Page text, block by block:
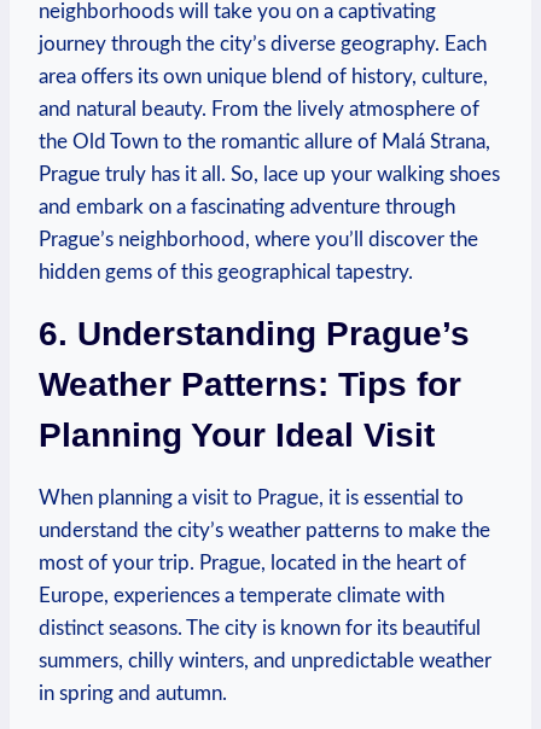
neighborhoods will take you‍ on a captivating
journey through the city’s diverse geography. Each
area ‌offers its own unique​ blend ⁢of history, culture,⁤
and natural beauty. From the‌ lively​ atmosphere of​
the ​Old ⁤Town to the⁢ romantic allure of ⁣Malá Strana,
Prague truly has it⁢ all. So, lace up your walking shoes
and embark on a fascinating ⁢adventure through
Prague’s neighborhood, where‍ you’ll discover the
⁣hidden gems of this geographical tapestry.
6. Understanding Prague’s
Weather Patterns: Tips for‍
Planning Your Ideal‌ Visit
When planning a visit ‌to Prague, ⁤it is essential to
understand⁣ the city’s weather patterns to make the
most⁢ of your trip. Prague,⁢ located ⁢in the heart of
Europe, experiences ​a temperate climate with
distinct seasons. The city is known for its beautiful
summers, chilly winters, and‍ unpredictable weather
in⁤ spring and autumn.